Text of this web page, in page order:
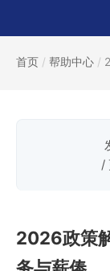
首页 / 帮助中心 /
/
2026政策